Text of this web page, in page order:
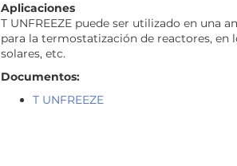
Aplicaciones
T UNFREEZE puede ser utilizado en una
para la termostatización de reactores, en
solares, etc.
Documentos:
T UNFREEZE